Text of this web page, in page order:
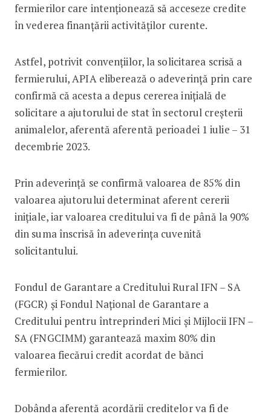
fermierilor care intenționează să acceseze credite
în vederea finanțării activităților curente.
Astfel, potrivit convențiilor, la solicitarea scrisă a
fermierului, APIA eliberează o adeverință prin care
confirmă că acesta a depus cererea inițială de
solicitare a ajutorului de stat în sectorul creșterii
animalelor, aferentă aferentă perioadei 1 iulie – 31
decembrie 2023.
Prin adeverință se confirmă valoarea de 85% din
valoarea ajutorului determinat aferent cererii
inițiale, iar valoarea creditului va fi de până la 90%
din suma înscrisă în adeverința cuvenită
solicitantului.
Fondul de Garantare a Creditului Rural IFN – SA
(FGCR) și Fondul Național de Garantare a
Creditului pentru întreprinderi Mici și Mijlocii IFN –
SA (FNGCIMM) garantează maxim 80% din
valoarea fiecărui credit acordat de bănci
fermierilor.
Dobânda aferentă acordării creditelor va fi de